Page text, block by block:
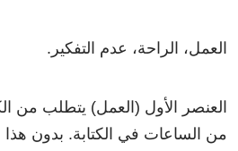
العمل، الراحة، عدم التفكير.
العنصر الأول (العمل) يتطلب من
من الساعات في الكتابة. بدون هذا